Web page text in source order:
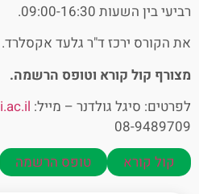
רביעי בין השעות 09:00-16:30.
את הקורס ירכז ד"ר גלעד אקסלרד.
מצורף קול קורא וטופס הרשמה.
לפרטים: סיגל גולדנר – מייל:
08-9489709
קול קורא
טופס הרשמה